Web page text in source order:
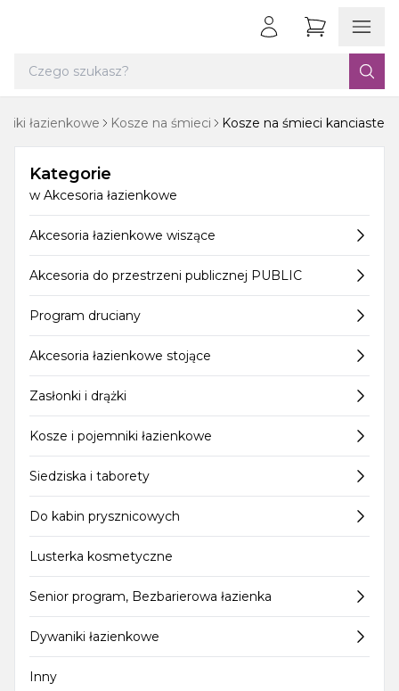
łazienkowe Kosze na śmieci Kosze na śmieci kanciaste
Kategorie
w Akcesoria łazienkowe
Akcesoria łazienkowe wiszące
Akcesoria do przestrzeni publicznej PUBLIC
Program druciany
Akcesoria łazienkowe stojące
Zasłonki i drążki
Kosze i pojemniki łazienkowe
Siedziska i taborety
Do kabin prysznicowych
Lusterka kosmetyczne
Senior program, Bezbarierowa łazienka
Dywaniki łazienkowe
Inny